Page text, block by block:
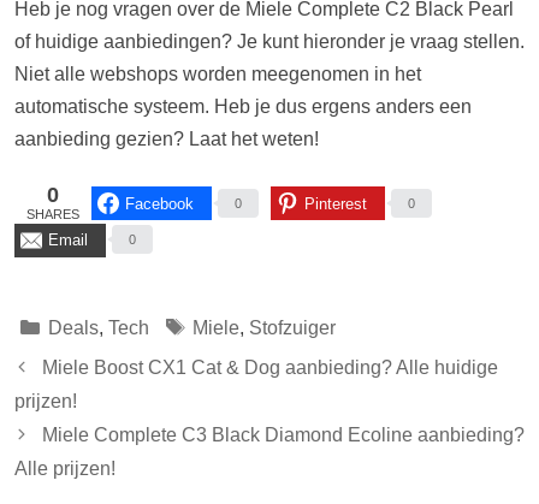
Heb je nog vragen over de Miele Complete C2 Black Pearl
of huidige aanbiedingen? Je kunt hieronder je vraag stellen.
Niet alle webshops worden meegenomen in het
automatische systeem. Heb je dus ergens anders een
aanbieding gezien? Laat het weten!
0
SHARES
Facebook 0 Pinterest 0
Email 0
Categorieën
Deals, Tech Tags
Miele, Stofzuiger
Miele Boost CX1 Cat & Dog aanbieding? Alle huidige
prijzen!
Miele Complete C3 Black Diamond Ecoline aanbieding?
Alle prijzen!